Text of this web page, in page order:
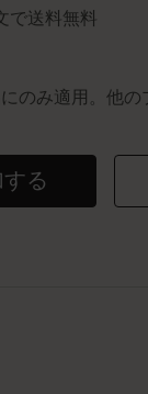
で送料無料
のみ適用。他
る